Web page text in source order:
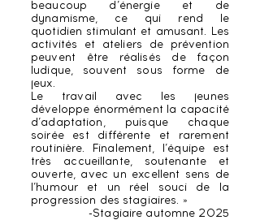
beaucoup d’énergie et de
dynamisme, ce qui rend le
quotidien stimulant et amusant. Les
activités et ateliers de prévention
peuvent être réalisés de façon
ludique, souvent sous forme de
jeux.
Le travail avec les jeunes
développe énormément la capacité
d’adaptation, puisque chaque
soirée est différente et rarement
routinière. Finalement, l’équipe est
très accueillante, soutenante et
ouverte, avec un excellent sens de
l’humour et un réel souci de la
progression des stagiaires. »
-Stagiaire automne 2025